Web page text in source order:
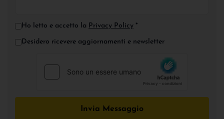
Ho letto e accetto la Privacy Policy *
Desidero ricevere aggiornamenti e newsletter
Invia Messaggio